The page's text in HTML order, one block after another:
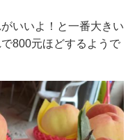
いいよ！と一番大きい
800元ほどするようで